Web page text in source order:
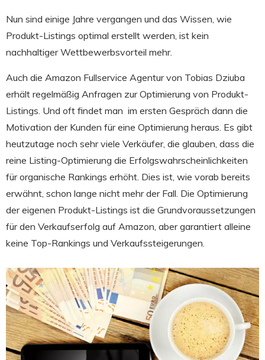
Nun sind einige Jahre vergangen und das Wissen, wie
Produkt-Listings optimal erstellt werden, ist kein
nachhaltiger Wettbewerbsvorteil mehr.
Auch die Amazon Fullservice Agentur von Tobias Dziuba
erhält regelmäßig Anfragen zur Optimierung von Produkt-
Listings. Und oft findet man im ersten Gespräch dann die
Motivation der Kunden für eine Optimierung heraus. Es gibt
heutzutage noch sehr viele Verkäufer, die glauben, dass die
reine Listing-Optimierung die Erfolgswahrscheinlichkeiten
für organische Rankings erhöht. Dies ist, wie vorab bereits
erwähnt, schon lange nicht mehr der Fall. Die Optimierung
der eigenen Produkt-Listings ist die Grundvoraussetzungen
für den Verkaufserfolg auf Amazon, aber garantiert alleine
keine Top-Rankings und Verkaufssteigerungen.